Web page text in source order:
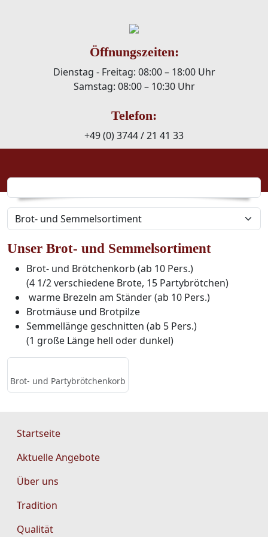
Öffnungszeiten:
Dienstag - Freitag: 08:00 – 18:00 Uhr
Samstag: 08:00 – 10:30 Uhr
Telefon:
+49 (0) 3744 / 21 41 33
Navigation überspringen
Navigation überspringen
Unser Brot- und Semmelsortiment
Brot- und Brötchenkorb (ab 10 Pers.)
(4 1/2 verschiedene Brote, 15 Partybrötchen)
warme Brezeln am Ständer (ab 10 Pers.)
Brotmäuse und Brotpilze
Semmellänge geschnitten (ab 5 Pers.)
(1 große Länge hell oder dunkel)
Brot- und Partybrötchenkorb
Startseite
Aktuelle Angebote
Über uns
Tradition
Qualität